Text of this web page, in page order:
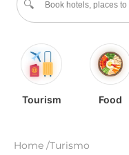
🔍
Tourism Food
Home /Turismo